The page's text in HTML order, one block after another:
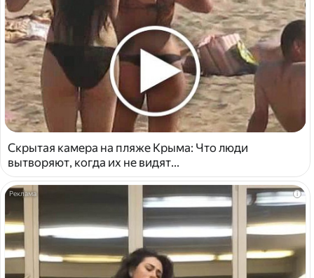
Скрытая камера на пляже Крыма: Что люди
вытворяют, когда их не видят...
i